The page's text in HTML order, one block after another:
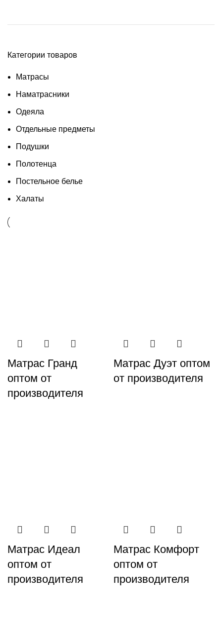
Категории товаров
Матрасы
Наматрасники
Одеяла
Отдельные предметы
Подушки
Полотенца
Постельное белье
Халаты
Матрас Гранд
оптом от
производителя
Матрас Дуэт оптом
от производителя
Матрас Идеал
оптом от
производителя
Матрас Комфорт
оптом от
производителя